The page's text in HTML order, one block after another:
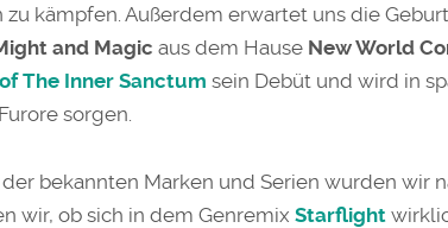
zu kämpfen. Außerdem erwartet uns die
and Magic aus dem Hause New World
The Inner Sanctum sein Debüt und wird in
sorgen.
bekannten Marken und Serien wurden wir
wir, ob sich in dem Genremix Starflight